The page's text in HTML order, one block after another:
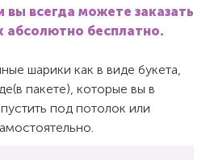
всегда можете заказать
абсолютно бесплатно.
шарики как в виде букета,
пакете), которые вы в
под потолок или